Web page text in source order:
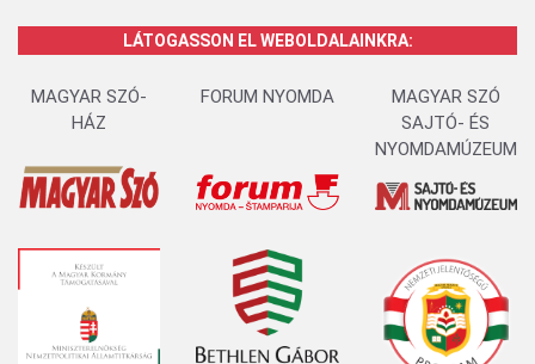
LÁTOGASSON EL WEBOLDALAINKRA:
MAGYAR SZÓ-
HÁZ
FORUM NYOMDA
MAGYAR SZÓ
SAJTÓ- ÉS
NYOMDAMÚZEUM